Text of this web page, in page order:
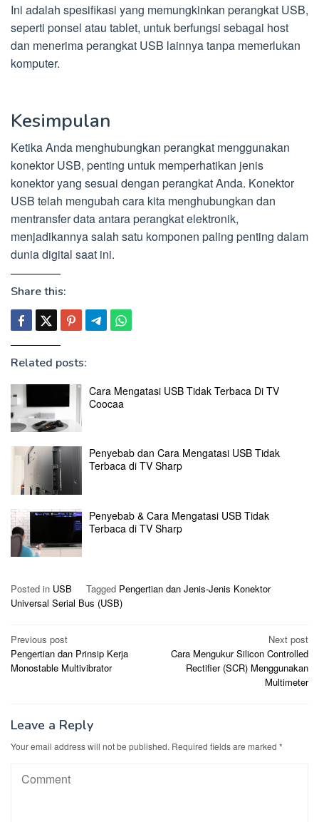
Ini adalah spesifikasi yang memungkinkan perangkat USB,
seperti ponsel atau tablet, untuk berfungsi sebagai host
dan menerima perangkat USB lainnya tanpa memerlukan
komputer.
Kesimpulan
Ketika Anda menghubungkan perangkat menggunakan
konektor USB, penting untuk memperhatikan jenis
konektor yang sesuai dengan perangkat Anda. Konektor
USB telah mengubah cara kita menghubungkan dan
mentransfer data antara perangkat elektronik,
menjadikannya salah satu komponen paling penting dalam
dunia digital saat ini.
Share this:
Related posts:
Cara Mengatasi USB Tidak Terbaca Di TV
Coocaa
Penyebab dan Cara Mengatasi USB Tidak
Terbaca di TV Sharp
Penyebab & Cara Mengatasi USB Tidak
Terbaca di TV Sharp
Posted in USB Tagged Pengertian dan Jenis-Jenis Konektor
Universal Serial Bus (USB)
Post
navigation
Previous post
Pengertian dan Prinsip Kerja
Monostable Multivibrator
Next post
Cara Mengukur Silicon Controlled
Rectifier (SCR) Menggunakan
Multimeter
Leave a Reply
Your email address will not be published. Required fields are marked *